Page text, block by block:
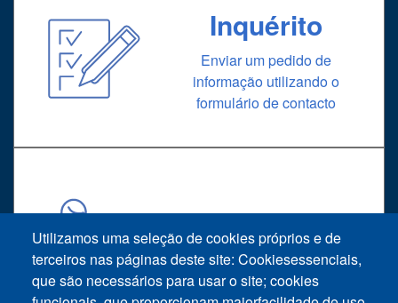
Inquérito
Enviar um pedido de
informação utilizando o
formulário de contacto
Suporte
Pedido de assistência técnica
Utilizamos uma seleção de cookies próprios e de
terceiros nas páginas deste site: Cookiesessenciais,
que são necessários para usar o site; cookies